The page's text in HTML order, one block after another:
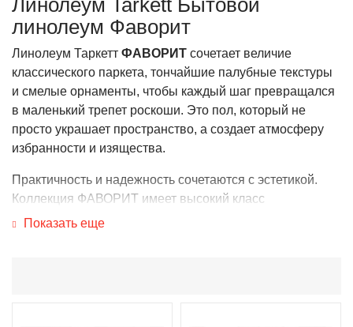
Линолеум Tarkett Бытовой
линолеум Фаворит
Линолеум Таркетт ФАВОРИТ сочетает величие
классического паркета, тончайшие палубные текстуры
и смелые орнаменты, чтобы каждый шаг превращался
в маленький трепет роскоши. Это пол, который не
просто украшает пространство, а создает атмосферу
избранности и изящества.
Практичность и надежность сочетаются с эстетикой.
Коллекция ФАВОРИТ имеет высокий класс
износостойкости 31, усиленный защитный слой с лаком
Показать еще